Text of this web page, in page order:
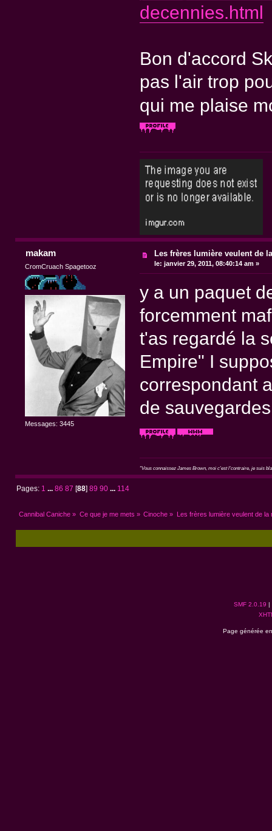
decennies.html
Bon d'accord
pas l'air trop
qui me plaise
makam
CromCruach Spagetooz
Messages: 3445
Les frères lumière veulent de
le: janvier 29, 2011, 08:40:14 am »
y a un paquet
forcemment
t'as regardé la
Empire" I
correspondant
de
"Vous connaissez James Brown, moi c'est l'contraire, je suis
Pages: 1 ...86 87 [88]89 90 ... 114
Cannibal Caniche » Ce que je me mets » Cinoche» Les frères lumière veulent de la
SMF 2.0.19
Page générée